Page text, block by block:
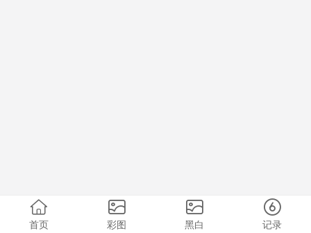
首页 彩图 黑白 记录